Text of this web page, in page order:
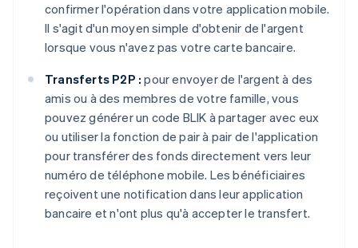
confirmer l'opération dans votre application mobile.
Il s'agit d'un moyen simple d'obtenir de l'argent
lorsque vous n'avez pas votre carte bancaire.
Transferts P2P : pour envoyer de l'argent à des
amis ou à des membres de votre famille, vous
pouvez générer un code BLIK à partager avec eux
ou utiliser la fonction de pair à pair de l'application
pour transférer des fonds directement vers leur
numéro de téléphone mobile. Les bénéficiaires
reçoivent une notification dans leur application
bancaire et n'ont plus qu'à accepter le transfert.